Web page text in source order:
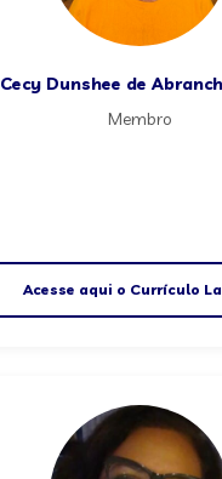
Cecy Dunshee de
Membro
Acesse aqui o Currículo